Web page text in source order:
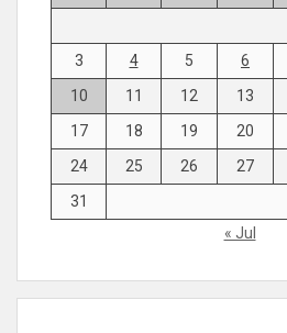
3
4 5 6
10
11 12 13
17
18 19 20
24
25 26 27
31
« Jul